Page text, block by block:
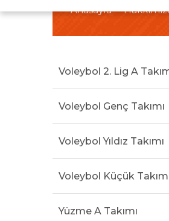
Anasayfa
Voleybol 2. Lig A
Voleybol Genç Takımı
Voleybol Yıldız Takımı
Voleybol Küçük
Yüzme A Takımı